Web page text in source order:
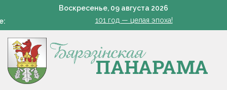
Воскресенье, 09 августа 2026
Есть комбайнеры-тысячники в «Здравушка-Агро»
101 год — целая эпоха!
Всего 1 грамм на ведро — и пустоцветов как не
В Жорновке проходит турслёт сотрудников ГКСЭ
Есть комбайнеры-тысячники в «Здравушка-Агро»